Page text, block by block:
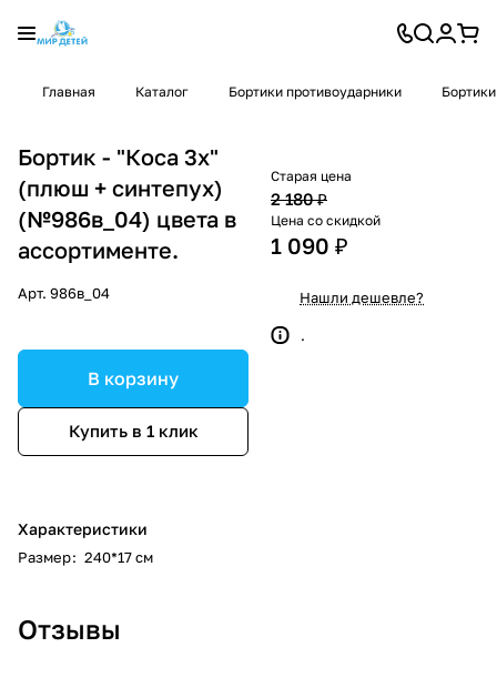
Главная Каталог Бортики противоударники
Бортик - "Коса 3х"
(плюш + синтепух)
(№986в_04) цвета в
ассортименте.
Арт. 986в_04
В корзину
Купить в 1 клик
Характеристики
Размер: 240*17 см
Старая цена
2 180 ₽
Цена со скидкой
1 090 ₽
Нашли дешевле?
.
Отзывы